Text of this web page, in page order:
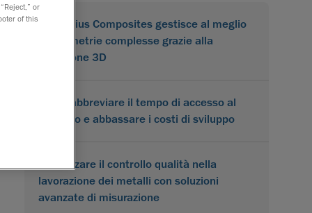
Karbonius Composites gestisce al meglio
le geometrie complesse grazie alla
scansione 3D
Come abbreviare il tempo di accesso al
mercato e abbassare i costi di sviluppo
Ottimizzare il controllo qualità nella
lavorazione dei metalli con soluzioni
avanzate di misurazione
or
of this